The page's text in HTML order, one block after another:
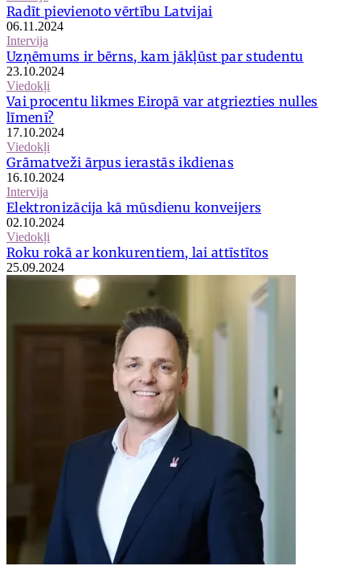
Radīt pievienoto vērtību Latvijai
06.11.2024
Intervija
Uzņēmums ir bērns, kam jākļūst par studentu
23.10.2024
Viedokļi
Vai procentu likmes Eiropā var atgriezties nulles
līmenī?
17.10.2024
Viedokļi
Grāmatveži ārpus ierastās ikdienas
16.10.2024
Intervija
Elektronizācija kā mūsdienu konveijers
02.10.2024
Viedokļi
Roku rokā ar konkurentiem, lai attīstītos
25.09.2024